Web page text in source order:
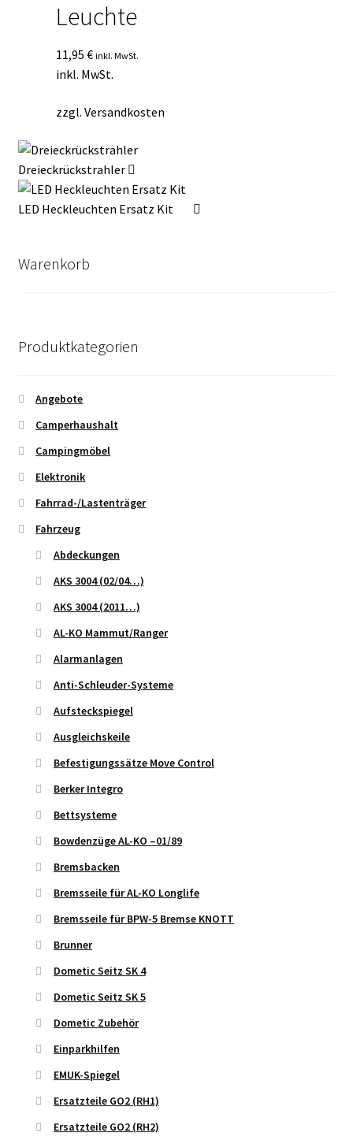
Leuchte
11,95 € inkl. MwSt.
inkl. MwSt.
zzgl. Versandkosten
Dreieckrückstrahler
LED Heckleuchten Ersatz Kit
Warenkorb
Produktkategorien
Angebote
Camperhaushalt
Campingmöbel
Elektronik
Fahrrad-/Lastenträger
Fahrzeug
Abdeckungen
AKS 3004 (02/04…)
AKS 3004 (2011…)
AL-KO Mammut/Ranger
Alarmanlagen
Anti-Schleuder-Systeme
Aufsteckspiegel
Ausgleichskeile
Befestigungssätze Move Control
Berker Integro
Bettsysteme
Bowdenzüge AL-KO –01/89
Bremsbacken
Bremsseile für AL-KO Longlife
Bremsseile für BPW-5 Bremse KNOTT
Brunner
Dometic Seitz SK 4
Dometic Seitz SK 5
Dometic Zubehör
Einparkhilfen
EMUK-Spiegel
Ersatzteile GO2 (RH1)
Ersatzteile GO2 (RH2)